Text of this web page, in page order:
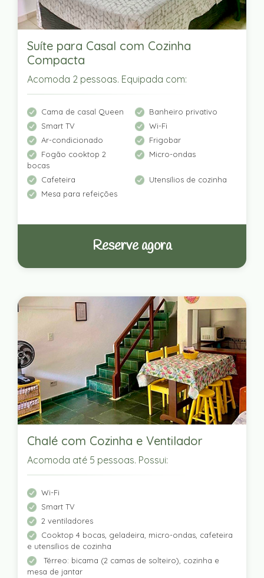
Suíte para Casal com Cozinha
Compacta
Acomoda 2 pessoas. Equipada com:
Cama de casal Queen
Banheiro privativo
Smart TV
Wi-Fi
Ar-condicionado
Frigobar
Fogão cooktop 2
bocas
Micro-ondas
Cafeteira
Utensílios de cozinha
Mesa para refeições
Reserve agora
Chalé com Cozinha e Ventilador
Acomoda até 5 pessoas. Possui:
Wi-Fi
Smart TV
2 ventiladores
Cooktop 4 bocas, geladeira, micro-ondas, cafeteira
e utensílios de cozinha
Térreo: bicama (2 camas de solteiro), cozinha e
mesa de jantar